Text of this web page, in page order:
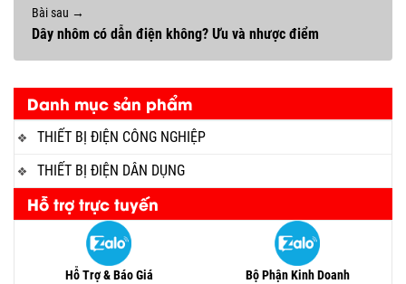
Danh mục sản phẩm
THIẾT BỊ ĐIỆN CÔNG NGHIỆP
THIẾT BỊ ĐIỆN DÂN DỤNG
Hỗ trợ trực tuyến
Hỗ Trợ & Báo Giá
Bộ Phận Kinh Doanh
Bài sau →
Dây nhôm có dẫn điện không? Ưu và nhược điểm